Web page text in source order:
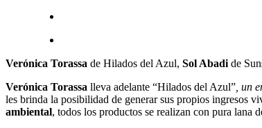
Verónica Torassa de Hilados del Azul, Sol Abadi de
Verónica Torassa lleva adelante “Hilados del Azul” , un
les brinda la posibilidad de generar sus propios ingresos
ambiental, todos los productos se realizan con pura lana